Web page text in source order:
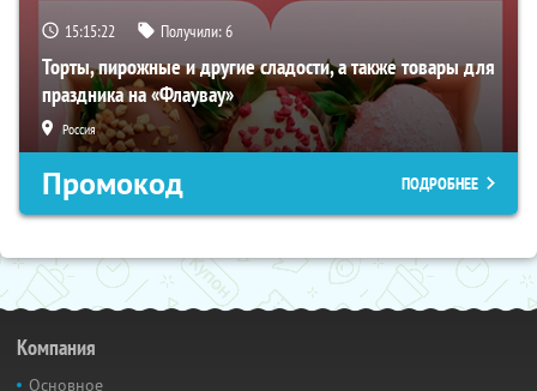
15:15:21 Получили:6
Торты, пирожные и другие сладости, а также товары для
праздника на «Флаувау»
Россия
Промокод ПОДРОБНЕЕ
Компания
Основное